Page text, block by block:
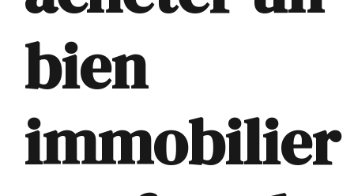
bien
immobilier